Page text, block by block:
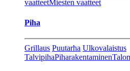
vaatteetMiesten vaatteet
Piha
Grillaus Puutarha Ulkovalaistus
TalvipihaPiharakentaminen